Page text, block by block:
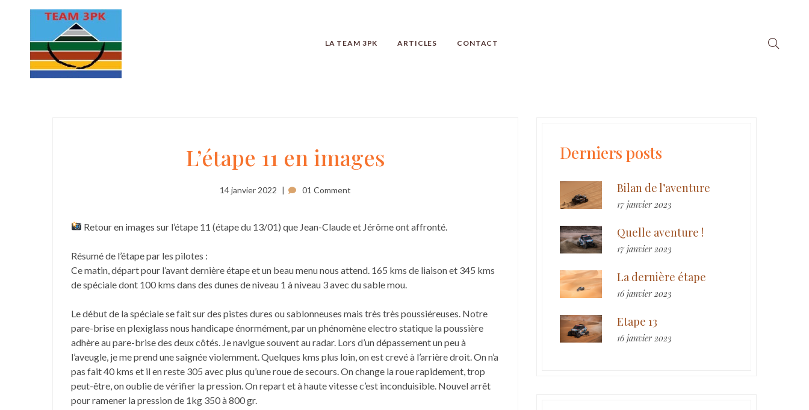
LA TEAM 3PK ARTICLES CONTACT
en
images
L’étape 11 en images
14 janvier 2022 01 Comment
Retour en images sur l’étape 11 (étape du 13/01) que Jean-Claude et Jérôme ont affronté.
Résumé de l’étape par les pilotes :
Ce matin, départ pour l’avant dernière étape et un beau menu nous attend. 165 kms de liaison et 345 kms
de spéciale dont 100 kms dans des dunes de niveau 1 à niveau 3 avec du sable mou.
Le début de la spéciale se fait sur des pistes dures ou sablonneuses mais très très poussiéreuses. Notre
pare-brise en plexiglass nous handicape énormément, par un phénomène electro statique la poussière
adhère au pare-brise des deux côtés. Je navigue souvent au radar. Lors d’un dépassement un peu à
l’aveugle, je me prend une saignée violemment. Quelques kms plus loin, on est crevé à l’arrière droit. On n’a
pas fait 40 kms et il en reste 305 avec plus qu’une roue de secours. On change la roue rapidement, trop
peut-être, on oublie de vérifier la pression. On repart et à haute vitesse c’est inconduisible. Nouvel arrêt
pour ramener la pression de 1kg 350 à 800 gr.
Derniers posts
Bilan de l’aventure
17 janvier 2023
Quelle aventure !
17 janvier 2023
La dernière étape
16 janvier 2023
Etape 13
16 janvier 2023